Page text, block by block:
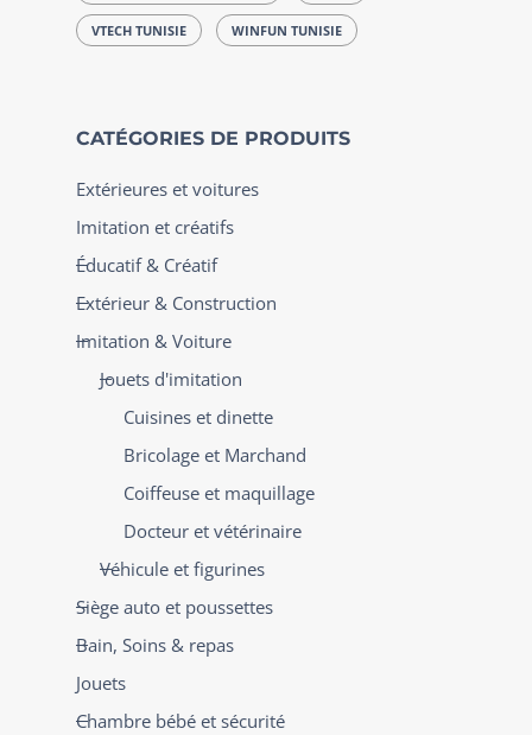
VTECH TUNISIE WINFUN TUNISIE
CATÉGORIES DE PRODUITS
Extérieures et voitures
Imitation et créatifs
Éducatif & Créatif
Extérieur & Construction
Imitation & Voiture
Jouets d'imitation
Cuisines et dinette
Bricolage et Marchand
Coiffeuse et maquillage
Docteur et vétérinaire
Véhicule et figurines
Siège auto et poussettes
Bain, Soins & repas
Jouets
Chambre bébé et sécurité